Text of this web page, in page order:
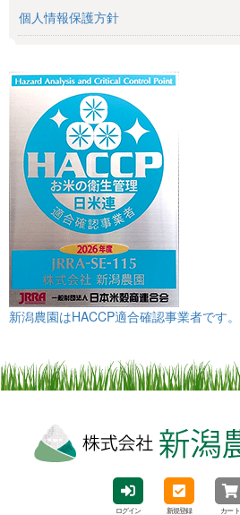
個人情報保護方針
新潟農園はHACCP適合確認事業者です。
ログイン 新規登録 カート